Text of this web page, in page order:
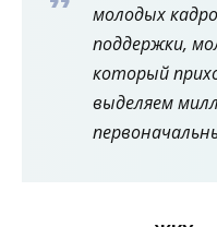
молодых
поддержки,
который
выделяем